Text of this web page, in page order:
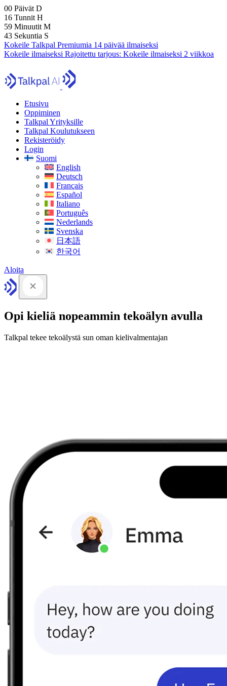
00 Päivät D
16 Tunnit H
59 Minuutit M
40 Sekuntia S
Kokeile Talkpal Premiumia 14 päivää ilmaiseksi
Kokeile ilmaiseksi Rajoitettu tarjous: Kokeile ilmaiseksi 2 viikkoa
Etusivu
Oppiminen
Talkpal Yrityksille
Talkpal Koulutukseen
Rekisteröidy
Login
Suomi
English
Deutsch
Français
Español
Italiano
Português
Nederlands
Svenska
日本語
한국어
Aloita
Opi kieliä nopeammin tekoälyn avulla
Talkpal tekee tekoälystä sun oman kielivalmentajan